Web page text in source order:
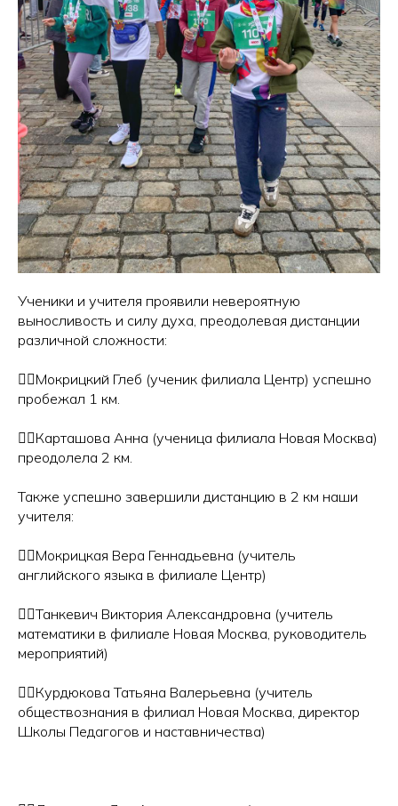
Ученики и учителя проявили невероятную
выносливость и силу духа, преодолевая дистанции
различной сложности:
🏃‍♂️Мокрицкий Глеб (ученик филиала Центр) успешно
пробежал 1 км.
🏃‍♀️Карташова Анна (ученица филиала Новая Москва)
преодолела 2 км.
Также успешно завершили дистанцию в 2 км наши
учителя:
🏃‍♀️Мокрицкая Вера Геннадьевна (учитель
английского языка в филиале Центр)
🏃‍♀️Танкевич Виктория Александровна (учитель
математики в филиале Новая Москва, руководитель
мероприятий)
🏃‍♀️Курдюкова Татьяна Валерьевна (учитель
обществознания в филиал Новая Москва, директор
Школы Педагогов и наставничества)